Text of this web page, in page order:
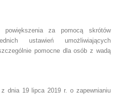
za pomocą skrótów
ustawień umożliwiających
pomocne dla osób z wadą
dnia 19 lipca 2019 r. o zapewnianiu